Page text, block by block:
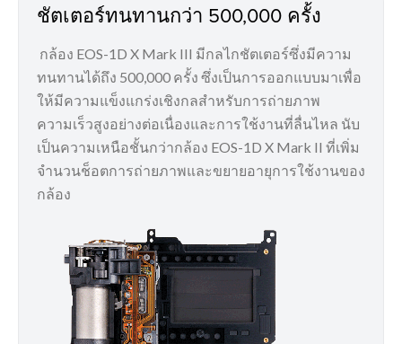
ชัตเตอร์ทนทานกว่า 500,000 ครั้ง
กล้อง EOS-1D X Mark III มีกลไกชัตเตอร์ซึ่งมีความ
ทนทานได้ถึง 500,000 ครั้ง ซึ่งเป็นการออกแบบมาเพื่อ
ให้มีความแข็งแกร่งเชิงกลสำหรับการถ่ายภาพ
ความเร็วสูงอย่างต่อเนื่องและการใช้งานที่ลื่นไหล นับ
เป็นความเหนือชั้นกว่ากล้อง EOS-1D X Mark II ที่เพิ่ม
จำนวนช็อตการถ่ายภาพและขยายอายุการใช้งานของ
กล้อง